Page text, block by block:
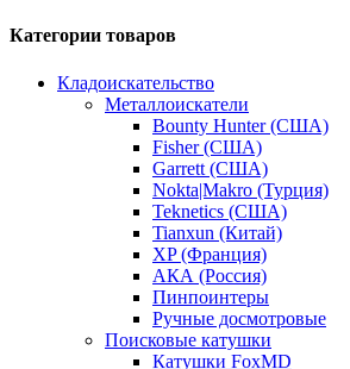
Категории товаров
Кладоискательство
Металлоискатели
Bounty Hunter (США)
Fisher (США)
Garrett (США)
Nokta|Makro (Турция)
Teknetics (США)
Tianxun (Китай)
XP (Франция)
АКА (Россия)
Пинпоинтеры
Ручные досмотровые
Поисковые катушки
Катушки FoxMD